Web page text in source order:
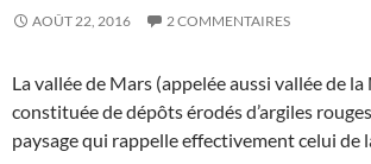
AOÛT 22, 2016 2 COMMENTAIRES
La vallée de Mars (appelée aussi vallée de
constituée de dépôts érodés d’argiles
paysage qui rappelle effectivement celui de